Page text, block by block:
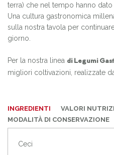
terra) che nel tempo hanno
Una cultura gastronomica
sulla nostra tavola per
giorno.
Per la nostra linea di Legumi
migliori coltivazioni, realizzate
INGREDIENTI
VALORI
MODALITÀ DI CONSERVAZIONE
Ceci